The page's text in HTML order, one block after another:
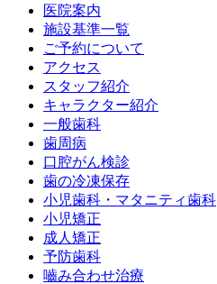
医院案内
施設基準一覧
ご予約について
アクセス
スタッフ紹介
キャラクター紹介
一般歯科
歯周病
口腔がん検診
歯の冷凍保存
小児歯科・マタニティ歯科
小児矯正
成人矯正
予防歯科
嚙み合わせ治療